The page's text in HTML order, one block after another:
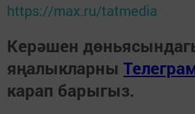
https://max.ru/tatmedia
Керәшен
яңалыкларны
карап барыгыз.